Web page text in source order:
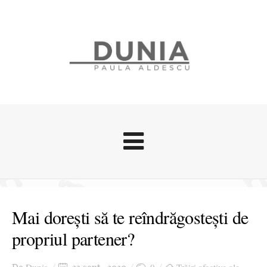
Stari afective
Zice Dunia
Călătorii
Cursuri povestite
Mai dorești să te reîndrăgostești de
propriul partener?